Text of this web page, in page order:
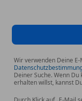
Wir verwenden Deine
Deiner Suche. Wenn
erhalten willst, kannst